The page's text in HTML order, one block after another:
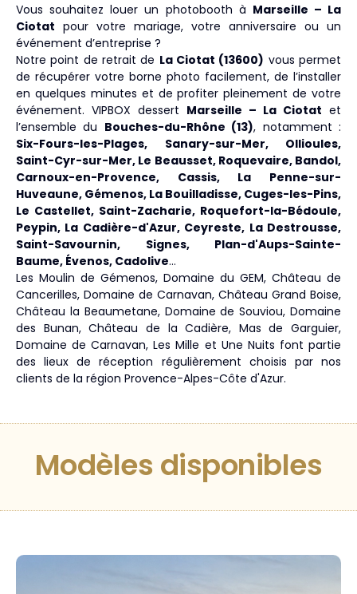
Vous souhaitez louer un photobooth à Marseille – La
Ciotat pour votre mariage, votre anniversaire ou un
événement d’entreprise ?
Notre point de retrait de La Ciotat (13600) vous permet
de récupérer votre borne photo facilement, de l’installer
en quelques minutes et de profiter pleinement de votre
événement. VIPBOX dessert Marseille – La Ciotat et
l’ensemble du Bouches-du-Rhône (13), notamment :
Six-Fours-les-Plages, Sanary-sur-Mer, Ollioules,
Saint-Cyr-sur-Mer, Le Beausset, Roquevaire, Bandol,
Carnoux-en-Provence, Cassis, La Penne-sur-
Huveaune, Gémenos, La Bouilladisse, Cuges-les-Pins,
Le Castellet, Saint-Zacharie, Roquefort-la-Bédoule,
Peypin, La Cadière-d'Azur, Ceyreste, La Destrousse,
Saint-Savournin, Signes, Plan-d'Aups-Sainte-
Baume, Évenos, Cadolive…
Les Moulin de Gémenos, Domaine du GEM, Château de
Cancerilles, Domaine de Carnavan, Château Grand Boise,
Château la Beaumetane, Domaine de Souviou, Domaine
des Bunan, Château de la Cadière, Mas de Garguier,
Domaine de Carnavan, Les Mille et Une Nuits font partie
des lieux de réception régulièrement choisis par nos
clients de la région Provence-Alpes-Côte d'Azur.
Modèles disponibles